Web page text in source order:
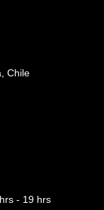
Chile
- 19 hrs